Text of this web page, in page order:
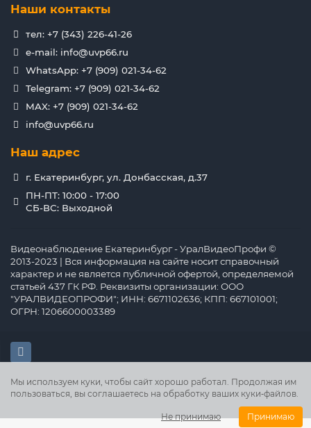
Мы используем куки, чтобы сайт хорошо работал. Продолжая им
пользоваться, вы соглашаетесь на обработку ваших куки‑файлов.
Не принимаю Принимаю
Наши контакты
тел: +7 (343) 226-41-26
e-mail: info@uvp66.ru
WhatsApp: +7 (909) 021-34-62
Telegram: +7 (909) 021-34-62
MAX: +7 (909) 021-34-62
info@uvp66.ru
Наш адрес
г. Екатеринбург, ул. Донбасская, д.37
ПН-ПТ: 10:00 - 17:00
СБ-ВС: Выходной
Видеонаблюдение Екатеринбург - УралВидеоПрофи ©
2013-2023 | Вся информация на сайте носит справочный
характер и не является публичной офертой, определяемой
статьей 437 ГК РФ. Реквизиты организации: ООО
"УРАЛВИДЕОПРОФИ"; ИНН: 6671102636; КПП: 667101001;
ОГРН: 1206600003389